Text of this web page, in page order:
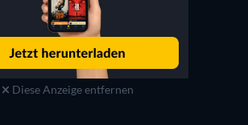
Diese Anzeige entfernen